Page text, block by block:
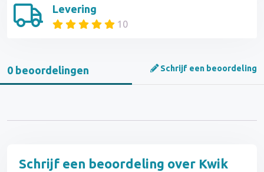
Levering
10
0 beoordelingen Schrijf een beoordeling
Schrijf een beoordeling over Kwik